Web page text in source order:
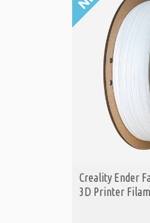
ΑΓΟΡΑ
Creality Ender
3D Printer